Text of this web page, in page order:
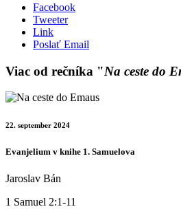
Facebook
Tweeter
Link
Poslať Email
Viac od rečníka "Na ceste do
22. september 2024
Evanjelium v knihe 1. Samuelova
Jaroslav Bán
1 Samuel 2:1-11